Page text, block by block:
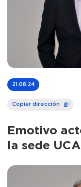
21.08.24
Copiar dirección
Emotivo
la sede